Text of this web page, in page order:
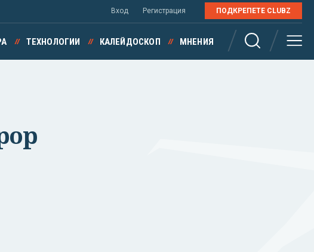
Вход Регистрация ПОДКРЕПЕТЕ CLUBZ
ТЕХНОЛОГИИ КАЛЕЙДОСКОП МНЕНИЯ